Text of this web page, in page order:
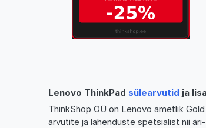
Lenovo ThinkPad sülearvutid ja
ThinkShop OÜ on Lenovo ametlik
arvutite ja lahenduste spetsialist nii